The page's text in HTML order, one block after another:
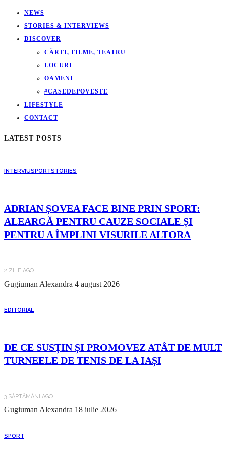
NEWS
STORIES & INTERVIEWS
DISCOVER
CĂRTI, FILME, TEATRU
LOCURI
OAMENI
#CASEDEPOVESTE
LIFESTYLE
CONTACT
LATEST POSTS
INTERVIUSPORTSTORIES
ADRIAN ȘOVEA FACE BINE PRIN SPORT:
ALEARGĂ PENTRU CAUZE SOCIALE ȘI
PENTRU A ÎMPLINI VISURILE ALTORA
2 ZILE AGO
Gugiuman Alexandra 4 august 2026
EDITORIAL
DE CE SUSȚIN ȘI PROMOVEZ ATÂT DE MULT
TURNEELE DE TENIS DE LA IAȘI
3 SĂPTĂMÂNI AGO
Gugiuman Alexandra 18 iulie 2026
SPORT